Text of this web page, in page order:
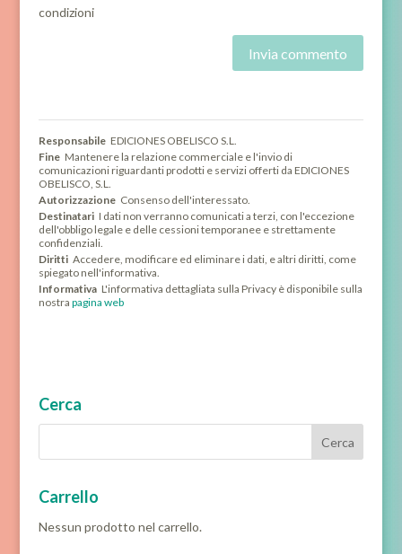
condizioni
Responsabile EDICIONES OBELISCO S.L.
Fine Mantenere la relazione commerciale e l'invio di
comunicazioni riguardanti prodotti e servizi offerti da EDICIONES
OBELISCO, S.L.
Autorizzazione Consenso dell'interessato.
Destinatari I dati non verranno comunicati a terzi, con l'eccezione
dell'obbligo legale e delle cessioni temporanee e strettamente
confidenziali.
Diritti Accedere, modificare ed eliminare i dati, e altri diritti, come
spiegato nell'informativa.
Informativa L'informativa dettagliata sulla Privacy è disponibile sulla
nostra pagina web
Cerca
Carrello
Nessun prodotto nel carrello.